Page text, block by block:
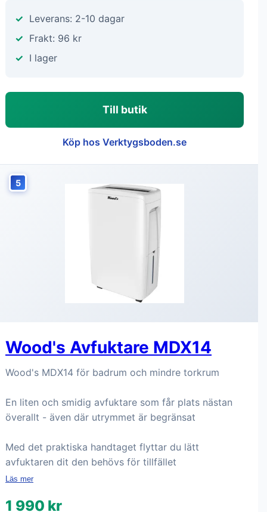
Leverans: 2-10 dagar
Frakt: 96 kr
I lager
Till butik
Köp hos Verktygsboden.se
5
Wood's Avfuktare MDX14
Wood's MDX14 för badrum och mindre torkrum
En liten och smidig avfuktare som får plats nästan
överallt - även där utrymmet är begränsat
Med det praktiska handtaget flyttar du lätt
avfuktaren dit den behövs för tillfället
Läs mer
1 990 kr